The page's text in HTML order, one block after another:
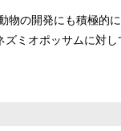
の開発にも積極的
ミオポッサムに対